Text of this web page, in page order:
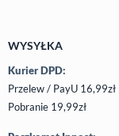
WYSYŁKA
Kurier DPD:
Przelew / PayU 16,99zł
Pobranie 19,99zł